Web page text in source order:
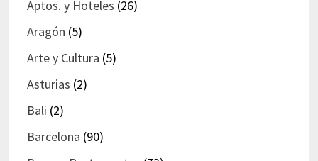
Aptos. y Hoteles (26)
Aragón (5)
Arte y Cultura (5)
Asturias (2)
Bali (2)
Barcelona (90)